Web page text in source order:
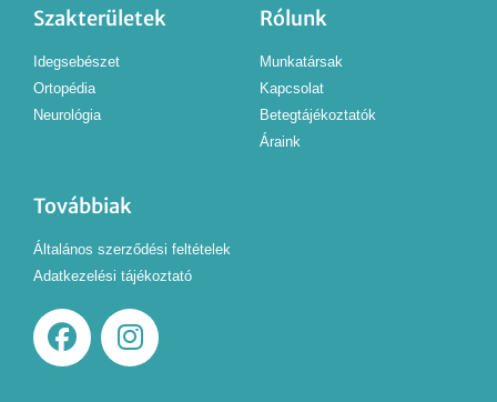
Szakterületek
Idegsebészet
Ortopédia
Neurológia
Rólunk
Munkatársak
Kapcsolat
Betegtájékoztatók
Áraink
Továbbiak
Általános szerződési feltételek
Adatkezelési tájékoztató